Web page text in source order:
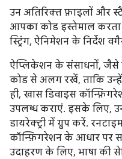
उन अतिरिक्त फ़ाइलों और
आपका कोड इस्तेमाल
स्ट्रिंग, ऐनिमेशन के निर्देश
ऐप्लिकेशन के संसाधनों, जैसे
कोड से अलग रखें, ताकि
ही, खास डिवाइस
उपलब्ध कराएं. इसके लिए,
डायरेक्ट्री में ग्रुप करें.
कॉन्फ़िगरेशन के आधार पर
उदाहरण के लिए, भाषा की